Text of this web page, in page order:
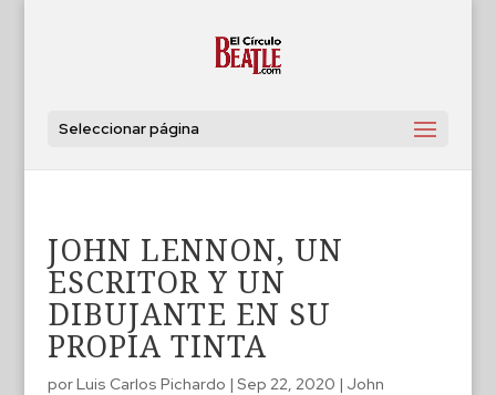
Seleccionar página
JOHN LENNON, UN
ESCRITOR Y UN
DIBUJANTE EN SU
PROPIA TINTA
porLuis Carlos Pichardo | Sep 22, 2020 | John